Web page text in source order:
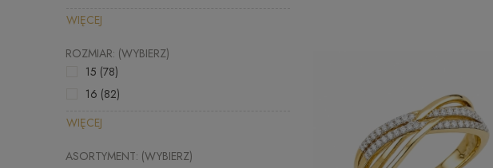
WIĘCEJ
ROZMIAR: (WYBIERZ)
15 (78)
16 (82)
WIĘCEJ
ASORTYMENT: (WYBIERZ)